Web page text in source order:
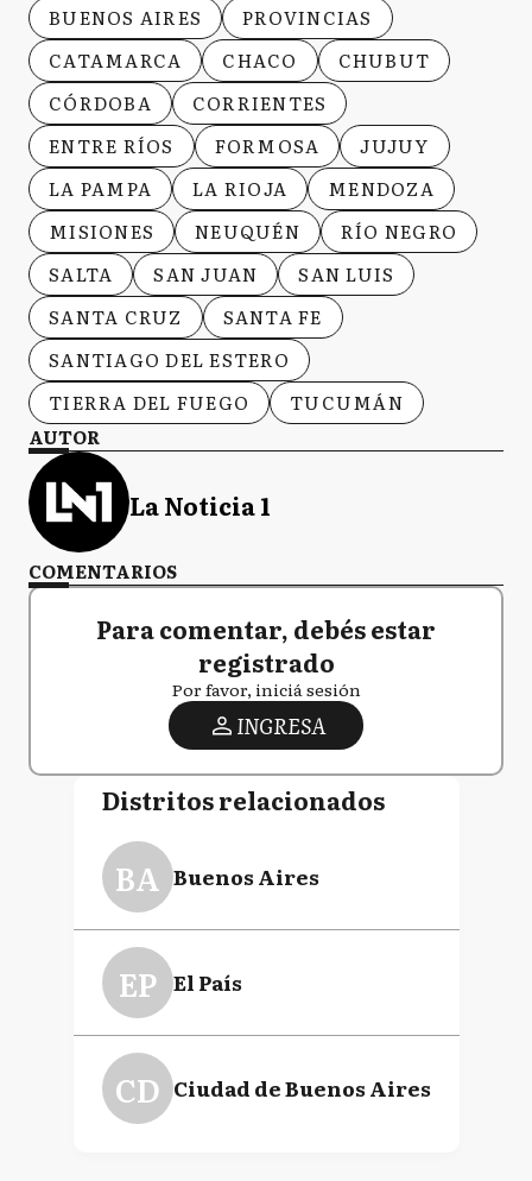
BUENOS AIRES
PROVINCIAS
CATAMARCA
CHACO
CHUBUT
CÓRDOBA
CORRIENTES
ENTRE RÍOS
FORMOSA
JUJUY
LA PAMPA
LA RIOJA
MENDOZA
MISIONES
NEUQUÉN
RÍO NEGRO
SALTA
SAN JUAN
SAN LUIS
SANTA CRUZ
SANTA FE
SANTIAGO DEL ESTERO
TIERRA DEL FUEGO
TUCUMÁN
AUTOR
La Noticia 1
COMENTARIOS
Para comentar, debés estar
registrado
Por favor, iniciá sesión
INGRESA
Distritos relacionados
BA Buenos Aires
EP El País
CD Ciudad de Buenos Aires